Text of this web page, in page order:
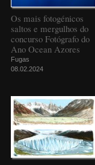
Os mais fotogénicos
saltos e mergulhos do
concurso Fotógrafo do
Ano Ocean Azores
Fugas
08.02.2024